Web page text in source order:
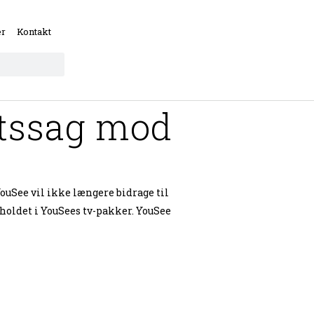
Kontakt
mod
vil ikke længere bidrage til
i YouSees tv-pakker. YouSee